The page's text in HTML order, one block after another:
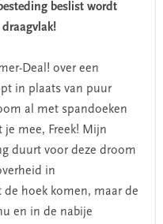
beslist wordt
draagvlak!
Deal! over een
in plaats van puur
al met spandoeken
mee, Freek! Mijn
duurt voor deze droom
in
hoek komen, maar de
en in de nabije